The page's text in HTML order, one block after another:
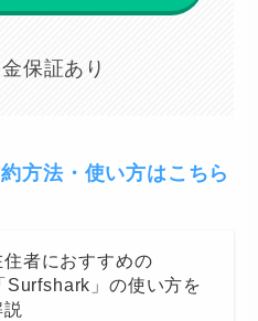
保証あり
方法・使い方はこちら
住者におすすめの
Surfshark」の使い方を